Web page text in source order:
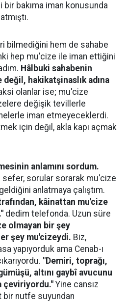
bir bakıma iman konusunda
bilmediğini hem de sahabe
hep mu'cize ile iman ettiğini
Hâlbuki sahabenin
hakikatşinaslık adına
olanlar ise; mu'cize
değişik tevillerle
iman etmeyeceklerdi.
için değil, akla kapı açmak
anlamını sordum.
sefer, sorular sorarak mu'cize
anlatmaya çalıştım.
kâinattan mu'cize
dedim telefonda. Uzun süre
olmayan bir şey
şey mu'cizeydi. Biz,
yapıyorduk ama Cenab-ı
"Demiri, toprağı,
altını gaybî avucunu
çeviriyordu." Yine cansız
nutfe suyundan